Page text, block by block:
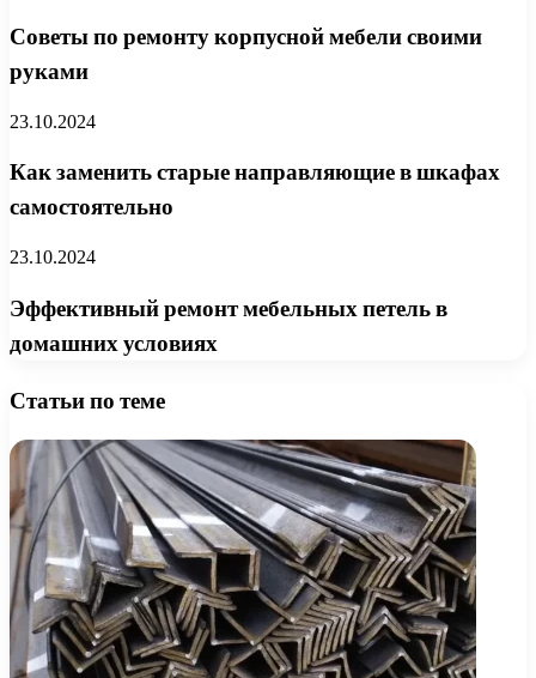
Советы по ремонту корпусной мебели своими
руками
23.10.2024
Как заменить старые направляющие в шкафах
самостоятельно
23.10.2024
Эффективный ремонт мебельных петель в
домашних условиях
Статьи по теме